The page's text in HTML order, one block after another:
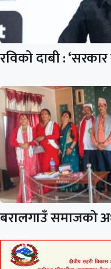
रविको दाबी :
बरालगाउँ समाजको